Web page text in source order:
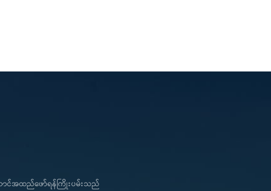
င်အထည်ဖော်ရန်ကြိုးပမ်းသည်